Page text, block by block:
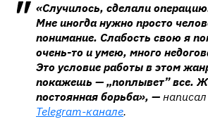
«Случилось, сделали
Мне иногда нужно просто
понимание. Слабость свою я
очень-то и умею, много
Это условие работы в этом
покажешь — „поплывет” все.
постоянная борьба», —
Telegram-канале.